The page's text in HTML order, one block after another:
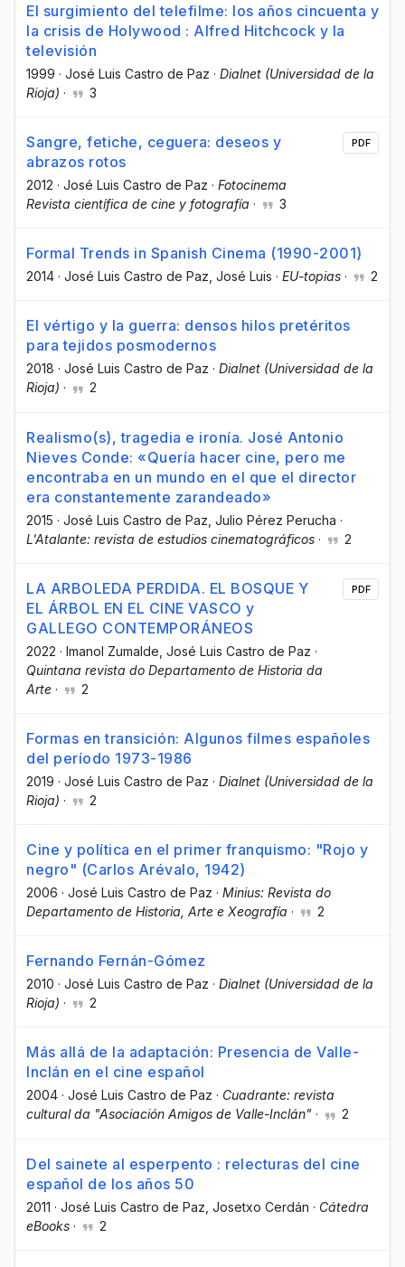
El surgimiento del telefilme: los años cincuenta y
la crisis de Holywood : Alfred Hitchcock y la
televisión
1999 · José Luis Castro de Paz · Dialnet (Universidad de la
Rioja) · 3
Sangre, fetiche, ceguera: deseos y
abrazos rotos
2012 · José Luis Castro de Paz · Fotocinema
Revista científica de cine y fotografía · 3
PDF
Formal Trends in Spanish Cinema (1990-2001)
2014 · José Luis Castro de Paz , José Luis · EU-topias · 2
El vértigo y la guerra: densos hilos pretéritos
para tejidos posmodernos
2018 · José Luis Castro de Paz · Dialnet (Universidad de la
Rioja) · 2
Realismo(s), tragedia e ironía. José Antonio
Nieves Conde: «Quería hacer cine, pero me
encontraba en un mundo en el que el director
era constantemente zarandeado»
2015 · José Luis Castro de Paz , Julio Pérez Perucha ·
L'Atalante: revista de estudios cinematográficos · 2
LA ARBOLEDA PERDIDA. EL BOSQUE Y
EL ÁRBOL EN EL CINE VASCO y
GALLEGO CONTEMPORÁNEOS
2022 · Imanol Zumalde , José Luis Castro de Paz ·
Quintana revista do Departamento de Historia da
Arte · 2
PDF
Formas en transición: Algunos filmes españoles
del período 1973-1986
2019 · José Luis Castro de Paz · Dialnet (Universidad de la
Rioja) · 2
Cine y política en el primer franquismo: "Rojo y
negro" (Carlos Arévalo, 1942)
2006 · José Luis Castro de Paz · Minius: Revista do
Departamento de Historia, Arte e Xeografía · 2
Fernando Fernán-Gómez
2010 · José Luis Castro de Paz · Dialnet (Universidad de la
Rioja) · 2
Más allá de la adaptación: Presencia de Valle-
Inclán en el cine español
2004 · José Luis Castro de Paz · Cuadrante: revista
cultural da "Asociación Amigos de Valle-Inclán" · 2
Del sainete al esperpento : relecturas del cine
español de los años 50
2011 · José Luis Castro de Paz , Josetxo Cerdán · Cátedra
eBooks · 2